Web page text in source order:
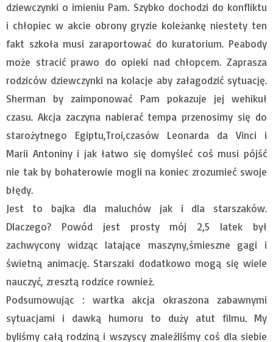
dziewczynki o imieniu Pam. Szybko dochodzi do konfliktu
i chłopiec w akcie obrony gryzie koleżankę niestety ten
fakt szkoła musi zaraportować do kuratorium. Peabody
może stracić prawo do opieki nad chłopcem. Zaprasza
rodziców dziewczynki na kolacje aby załagodzić sytuację.
Sherman by zaimponować Pam pokazuje jej wehikuł
czasu. Akcja zaczyna nabierać tempa przenosimy się do
starożytnego Egiptu,Troi,czasów Leonarda da Vinci i
Marii Antoniny i jak łatwo się domyśleć coś musi pójść
nie tak by bohaterowie mogli na koniec zrozumieć swoje
błędy.
Jest to bajka dla maluchów jak i dla starszaków.
Dlaczego? Powód jest prosty mój 2,5 latek był
zachwycony widząc latające maszyny,śmieszne gagi i
świetną animację. Starszaki dodatkowo mogą się wiele
nauczyć, zresztą rodzice rownież.
Podsumowując : wartka akcja okraszona zabawnymi
sytuacjami i dawką humoru to duży atut filmu. My
byliśmy całą rodziną i wszyscy znaleźliśmy coś dla siebie